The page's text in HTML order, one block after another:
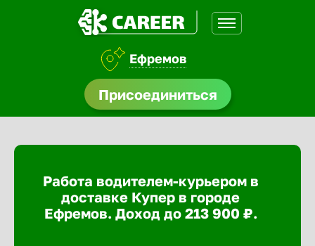
Ефремов
Присоединиться
Работа водителем-курьером в
доставке Купер в городе
Ефремов. Доход до 213 900 ₽.